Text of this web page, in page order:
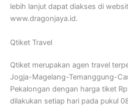
lebih lanjut dapat diakses di
www.dragonjaya.id.
Qtiket Travel
Qtiket merupakan agen travel
Jogja-Magelang-Temanggung-
Pekalongan dengan harga tiket
dilakukan setiap hari pada pukul